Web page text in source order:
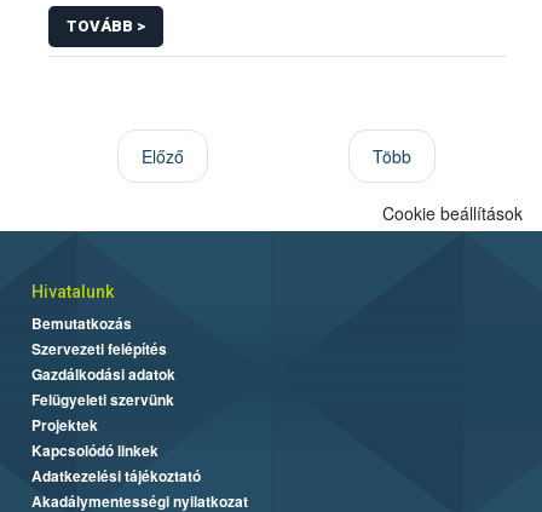
TOVÁBB >
Előző Több
Cookie beállítások
Hivatalunk
Bemutatkozás
Szervezeti felépítés
Gazdálkodási adatok
Felügyeleti szervünk
Projektek
Kapcsolódó linkek
Adatkezelési tájékoztató
Akadálymentességi nyilatkozat